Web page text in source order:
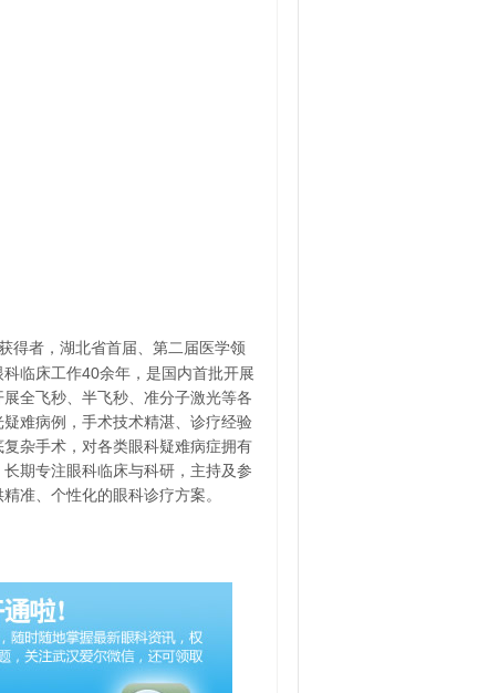
得者，湖北省首届、第二届医学领
临床工作40余年，是国内首批开展
全飞秒、半飞秒、准分子激光等各
难病例，手术技术精湛、诊疗经验
杂手术，对各类眼科疑难病症拥有
期专注眼科临床与科研，主持及参
准、个性化的眼科诊疗方案。